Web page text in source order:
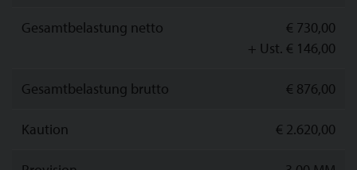
Gesamtbelastung netto
€ 730,00
+ Ust. € 146,00
Gesamtbelastung brutto € 876,00
Kaution € 2.620,00